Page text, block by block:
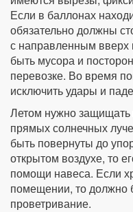
Если в баллонах
обязательно должны
с направленным вверх
быть мусора и
перевозке. Во время
исключить удары и
Летом нужно защищать
прямых солнечных
быть повернуты до
открытом воздухе, то
помощи навеса. Если
помещении, то должно
проветривание.